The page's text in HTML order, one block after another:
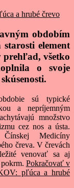
obdobím
element
všetko
o svoje
sú typické
a nepríjemným
množstvo
cez nos a ústa.
Medicíny
čreva. V črevách
venovať sa aj
Pokračovať v
pľúca a hrubé